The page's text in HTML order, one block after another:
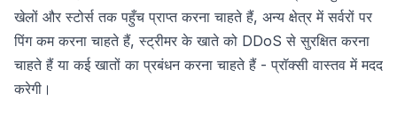
खेलों और स्टोर्स तक पहुँच प्राप्त करना चाहते हैं, अन्य क्षेत्र में सर्वरों पर
पिंग कम करना चाहते हैं, स्ट्रीमर के खाते को DDoS से सुरक्षित करना
चाहते हैं या कई खातों का प्रबंधन करना चाहते हैं - प्रॉक्सी वास्तव में मदद
करेगी।